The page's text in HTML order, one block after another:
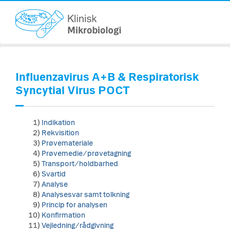
Influenzavirus A+B & Respiratorisk
Syncytial Virus POCT
1) Indikation
2) Rekvisition
3) Prøvemateriale
4) Prøvemedie/prøvetagning
5) Transport/holdbarhed
6) Svartid
7) Analyse
8) Analysesvar samt tolkning
9) Princip for analysen
10) Konfirmation
11) Vejledning/rådgivning